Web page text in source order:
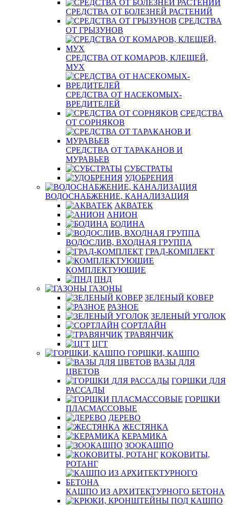
СРЕДСТВА ОТ БОЛЕЗНЕЙ РАСТЕНИЙ
СРЕДСТВА
ОТ ГРЫЗУНОВ
СРЕДСТВА ОТ КОМАРОВ, КЛЕЩЕЙ,
МУХ
СРЕДСТВА ОТ НАСЕКОМЫХ-
ВРЕДИТЕЛЕЙ
СРЕДСТВА
ОТ СОРНЯКОВ
СРЕДСТВА ОТ ТАРАКАНОВ И
МУРАВЬЕВ
СУБСТРАТЫ
УДОБРЕНИЯ
ВОДОСНАБЖЕНИЕ, КАНАЛИЗАЦИЯ
АКВАТЕК
АНИОН
БОДИНА
ВОДОСЛИВ, ВХОДНАЯ ГРУППА
ГРАД-КОМПЛЕКТ
КОМПЛЕКТУЮЩИЕ
ПНД
ГАЗОНЫ
ЗЕЛЕНЫЙ КОВЕР
РАЗНОЕ
ЗЕЛЕНЫЙ УГОЛОК
СОРТЛАЙН
ТРАВЯНЧИК
ЦГТ
ГОРШКИ, КАШПО
ВАЗЫ ДЛЯ
ЦВЕТОВ
ГОРШКИ ДЛЯ
РАССАДЫ
ГОРШКИ
ПЛАСМАССОВЫЕ
ДЕРЕВО
ЖЕСТЯНКА
КЕРАМИКА
ЗООКАШПО
КОКОВИТЫ,
РОТАНГ
КАШПО ИЗ АРХИТЕКТУРНОГО БЕТОНА